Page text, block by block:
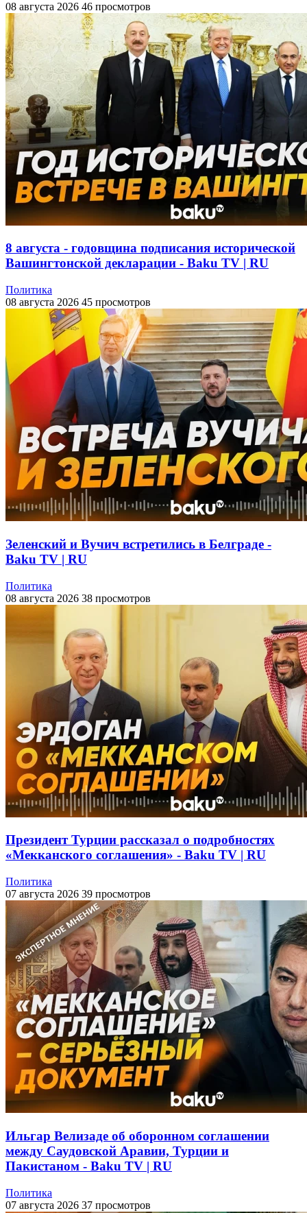
08 августа 2026 46 просмотров
8 августа - годовщина подписания исторической
Вашингтонской декларации - Baku TV | RU
Политика
08 августа 2026 45 просмотров
Зеленский и Вучич встретились в Белграде -
Baku TV | RU
Политика
08 августа 2026 38 просмотров
Президент Турции рассказал о подробностях
«Мекканского соглашения» - Baku TV | RU
Политика
07 августа 2026 39 просмотров
Ильгар Велизаде об оборонном соглашении
между Саудовской Аравии, Турции и
Пакистаном - Baku TV | RU
Политика
07 августа 2026 37 просмотров